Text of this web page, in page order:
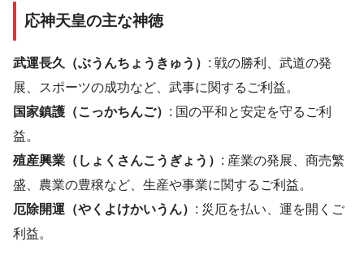
応神天皇の主な神徳
武運長久（ぶうんちょうきゅう） : 戦の勝利、武道の発
展、スポーツの成功など、武事に関するご利益。
国家鎮護（こっかちんご） : 国の平和と安定を守るご利
益。
殖産興業（しょくさんこうぎょう） : 産業の発展、商売繁
盛、農業の豊穣など、生産や事業に関するご利益。
厄除開運（やくよけかいうん） : 災厄を払い、運を開くご
利益。